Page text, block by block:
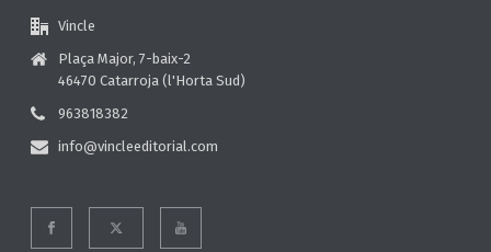
Vincle
Plaça Major, 7-baix-2
46470 Catarroja (l'Horta Sud)
963818382
info@vincleeditorial.com